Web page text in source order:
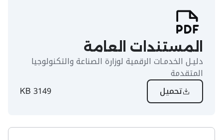
المستندات العامة
دليـل الخدمـات الرقمية لوزارة الصناعة والتكنولوجيا
المتقدمة
تحميل
3149 KB